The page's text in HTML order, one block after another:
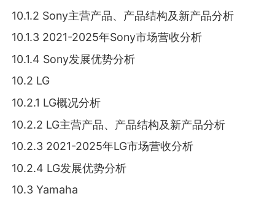
10.1.2 Sony主营产品、产品结构及新产品分析
10.1.3 2021-2025年Sony市场营收分析
10.1.4 Sony发展优势分析
10.2 LG
10.2.1 LG概况分析
10.2.2 LG主营产品、产品结构及新产品分析
10.2.3 2021-2025年LG市场营收分析
10.2.4 LG发展优势分析
10.3 Yamaha